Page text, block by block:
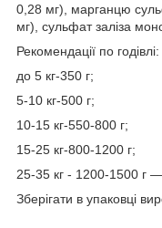
0,28 мг), марганцю
мг), сульфат заліза
Рекомендації по годівлі:
до 5 кг-350 г;
5-10 кг-500 г;
10-15 кг-550-800 г;
15-25 кг-800-1200 г;
25-35 кг - 1200-1500 г —
Зберігати в упаковці